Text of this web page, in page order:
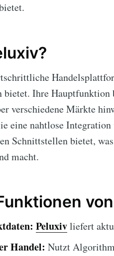
Ihre Hauptfunktion
verschiedene Märkte
eine nahtlose
Schnittstellen bietet,
macht.
Peluxivliefert
Handel: Nutzt